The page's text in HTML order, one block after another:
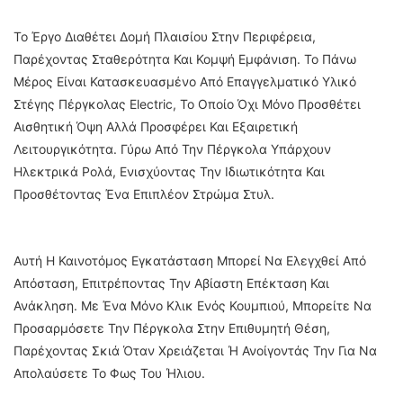
Το Έργο Διαθέτει Δομή Πλαισίου Στην Περιφέρεια,
Παρέχοντας Σταθερότητα Και Κομψή Εμφάνιση. Το Πάνω
Μέρος Είναι Κατασκευασμένο Από Επαγγελματικό Υλικό
Στέγης Πέργκολας Electric, Το Οποίο Όχι Μόνο Προσθέτει
Αισθητική Όψη Αλλά Προσφέρει Και Εξαιρετική
Λειτουργικότητα. Γύρω Από Την Πέργκολα Υπάρχουν
Ηλεκτρικά Ρολά, Ενισχύοντας Την Ιδιωτικότητα Και
Προσθέτοντας Ένα Επιπλέον Στρώμα Στυλ.
Αυτή Η Καινοτόμος Εγκατάσταση Μπορεί Να Ελεγχθεί Από
Απόσταση, Επιτρέποντας Την Αβίαστη Επέκταση Και
Ανάκληση. Με Ένα Μόνο Κλικ Ενός Κουμπιού, Μπορείτε Να
Προσαρμόσετε Την Πέργκολα Στην Επιθυμητή Θέση,
Παρέχοντας Σκιά Όταν Χρειάζεται Ή Ανοίγοντάς Την Για Να
Απολαύσετε Το Φως Του Ήλιου.